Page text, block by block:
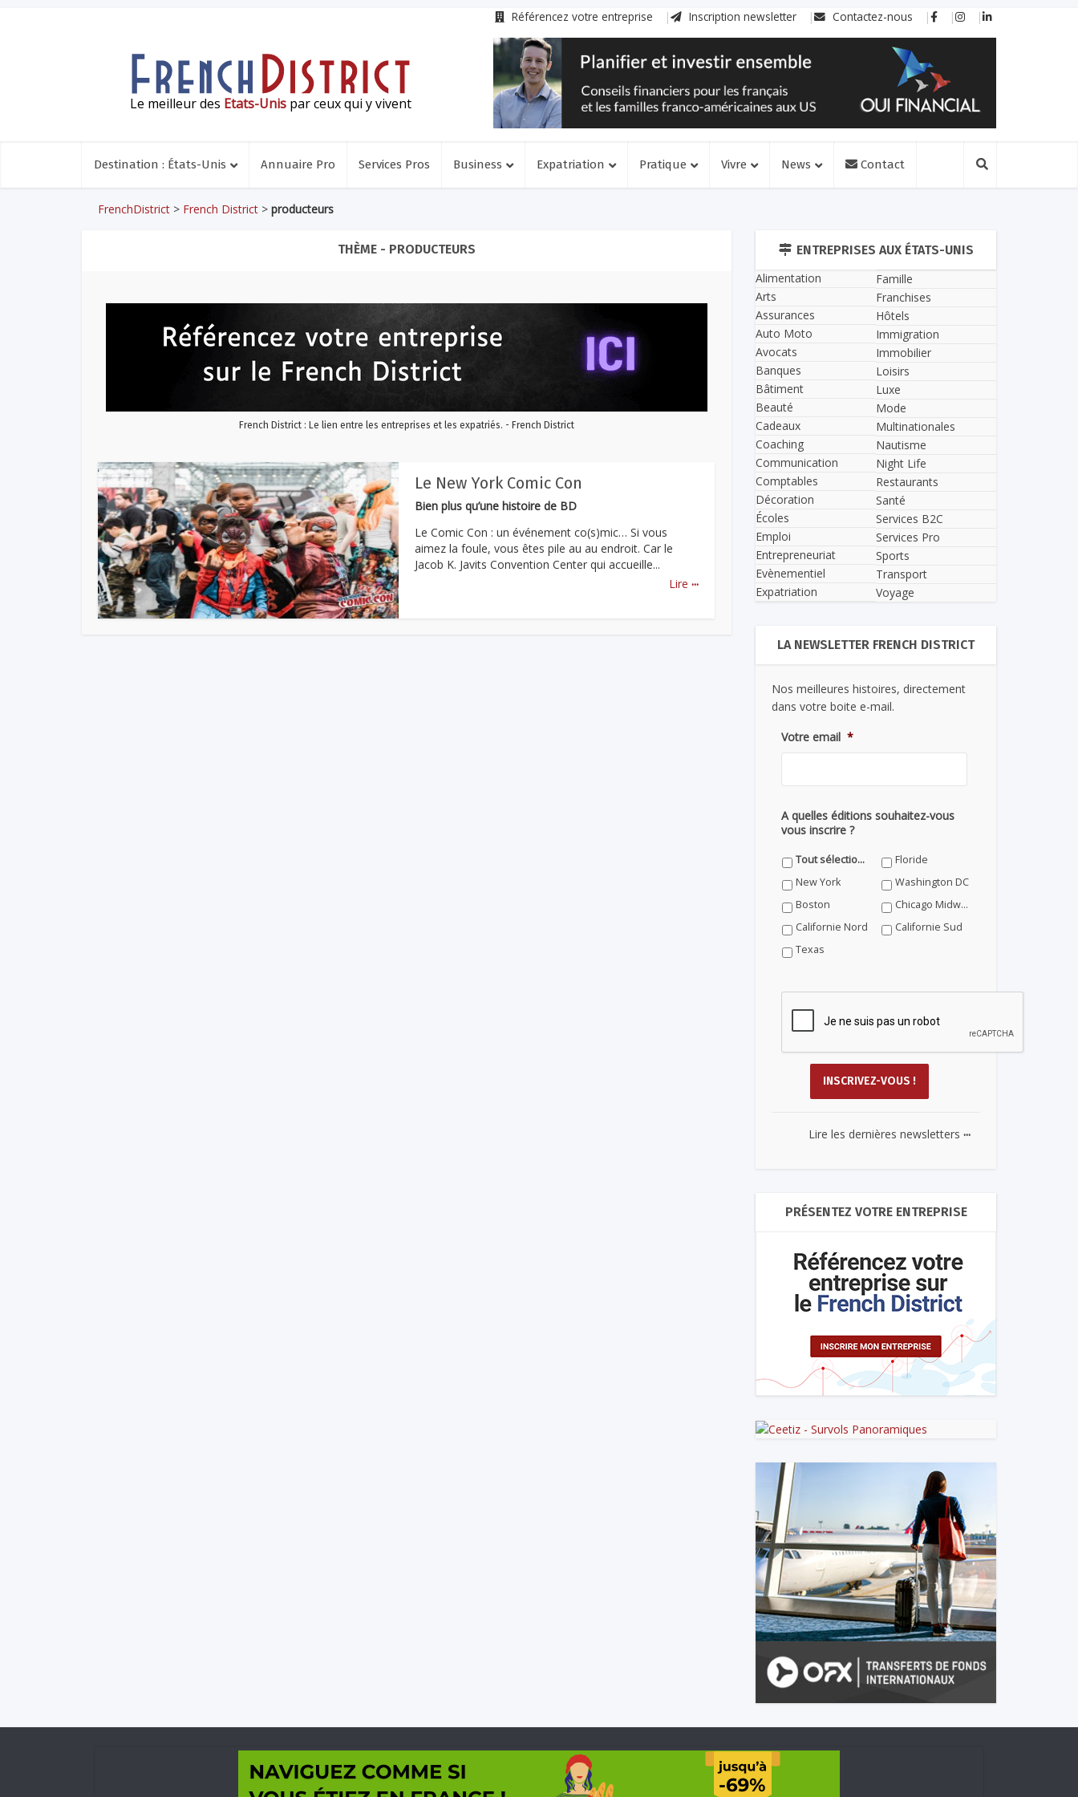
Référencez votre entreprise Inscription newsletter Contactez-nous
Le meilleur des Etats-Unis par ceux qui y vivent
Destination : États-Unis Annuaire Pro Services Pros Business Expatriation Pratique Vivre News Contact
FrenchDistrict > French District > producteurs
THÈME - PRODUCTEURS
French District : Le lien entre les entreprises et les expatriés. - French District
Le New York Comic Con
Bien plus qu’une histoire de BD
Le Comic Con : un événement co(s)mic… Si vous
aimez la foule, vous êtes pile au au endroit. Car le
Jacob K. Javits Convention Center qui accueille...
Lire ...
ENTREPRISES AUX ÉTATS-UNIS
Alimentation
Arts
Assurances
Auto Moto
Avocats
Banques
Bâtiment
Beauté
Cadeaux
Coaching
Communication
Comptables
Décoration
Écoles
Emploi
Entrepreneuriat
Evènementiel
Expatriation
Famille
Franchises
Hôtels
Immigration
Immobilier
Loisirs
Luxe
Mode
Multinationales
Nautisme
Night Life
Restaurants
Santé
Services B2C
Services Pro
Sports
Transport
Voyage
LA NEWSLETTER FRENCH DISTRICT
Nos meilleures histoires, directement
dans votre boite e-mail.
Votre email *
A quelles éditions souhaitez-vous
vous inscrire ?
Tout sélectionner
Floride
New York
Washington DC
Boston
Chicago Midwest
Californie Nord
Californie Sud
Texas
Lire les dernières newsletters ...
PRÉSENTEZ VOTRE ENTREPRISE